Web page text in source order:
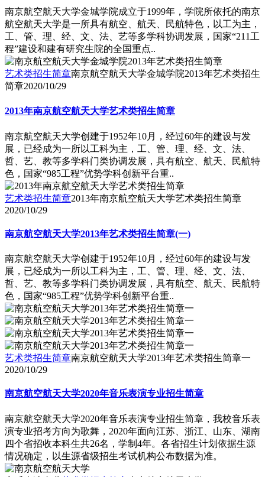
南京航空航天大学金城学院成立于1999年，学院所依托的南京
航空航天大学是一所具有航空、航天、民航特色，以工为主，
工、管、理、经、文、法、艺等多学科协调发展，国家“211工
程”建设和建有研究生院的全国重点..
艺术类招生简章南京航空航天大学金城学院2013年艺术类招生
简章2020/10/29
2013年南京航空航天大学艺术类招生简章
南京航空航天大学创建于1952年10月，经过60年的建设与发
展，已经成为一所以工科为主，工、管、理、经、文、法、
哲、艺、教等多学科门类协调发展，具有航空、航天、民航特
色，国家“985工程”优势学科创新平台重..
艺术类招生简章2013年南京航空航天大学艺术类招生简章
2020/10/29
南京航空航天大学2013年艺术类招生简章(一)
南京航空航天大学创建于1952年10月，经过60年的建设与发
展，已经成为一所以工科为主，工、管、理、经、文、法、
哲、艺、教等多学科门类协调发展，具有航空、航天、民航特
色，国家“985工程”优势学科创新平台重..
艺术类招生简章南京航空航天大学2013年艺术类招生简章一
2020/10/29
南京航空航天大学2020年音乐表演专业招生简章
南京航空航天大学2020年音乐表演专业招生简章，我校音乐表
演专业招考方向为歌舞，2020年面向江苏、浙江、山东、湖南
四个省招收本科生共26名，学制4年。各省招生计划依据生源
情况确定，以生源省级招生考试机构公布数据为准。